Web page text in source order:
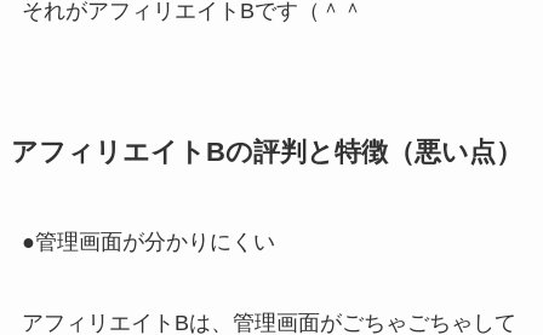
それがアフィリエイトBです（＾＾
アフィリエイトBの評判と特徴（悪い点）
●管理画面が分かりにくい
アフィリエイトBは、管理画面がごちゃごちゃして